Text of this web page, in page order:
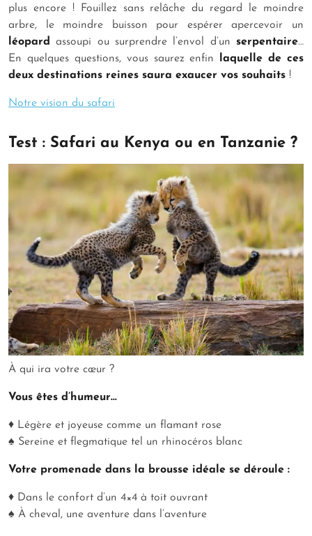
plus encore ! Fouillez sans relâche du regard le moindre
arbre, le moindre buisson pour espérer apercevoir un
léopard
assoupi ou surprendre l’envol d’un serpentaire…
En quelques questions, vous saurez enfin
laquelle de ces
deux destinations reines saura exaucer vos souhaits !
Notre vision du safari
Test : Safari au Kenya ou en Tanzanie ?
À qui ira votre cœur ?
Vous êtes d’humeur…
♦ Légère et joyeuse comme un flamant rose
♠ Sereine et flegmatique tel un rhinocéros blanc
Votre promenade dans la brousse idéale se déroule :
♦ Dans le confort d’un 4×4 à toit ouvrant
♠ À cheval, une aventure dans l’aventure